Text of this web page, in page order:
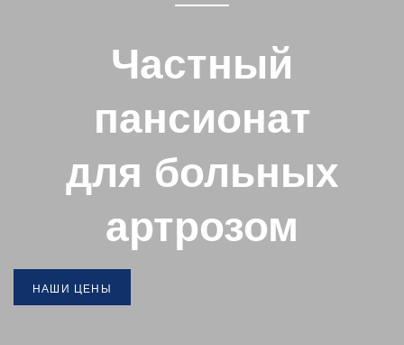
Частный
пансионат
для больных
артрозом
НАШИ ЦЕНЫ